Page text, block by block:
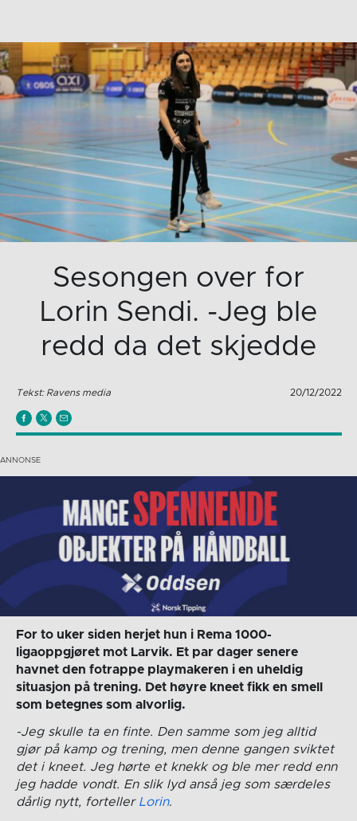
Sesongen over for
Lorin Sendi. -Jeg ble
redd da det skjedde
Tekst: Ravens media 20/12/2022
For to uker siden herjet hun i Rema 1000-
ligaoppgjøret mot Larvik. Et par dager senere
havnet den fotrappe playmakeren i en uheldig
situasjon på trening. Det høyre kneet fikk en smell
som betegnes som alvorlig.
-Jeg skulle ta en finte. Den samme som jeg alltid
gjør på kamp og trening, men denne gangen sviktet
det i kneet. Jeg hørte et knekk og ble mer redd enn
jeg hadde vondt. En slik lyd anså jeg som særdeles
dårlig nytt, forteller Lorin.